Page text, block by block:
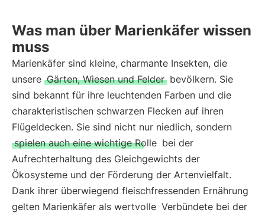
Was man über Marienkäfer wissen
muss
Marienkäfer sind kleine, charmante Insekten, die
unsere Gärten, Wiesen und Felder bevölkern. Sie
sind bekannt für ihre leuchtenden Farben und die
charakteristischen schwarzen Flecken auf ihren
Flügeldecken. Sie sind nicht nur niedlich, sondern
spielen auch eine wichtige Rolle bei der
Aufrechterhaltung des Gleichgewichts der
Ökosysteme und der Förderung der Artenvielfalt.
Dank ihrer überwiegend fleischfressenden Ernährung
gelten Marienkäfer als wertvolle Verbündete bei der